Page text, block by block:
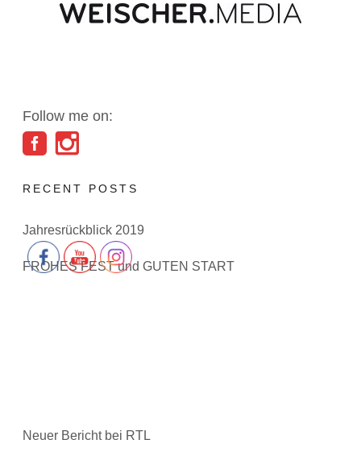
Follow me on:
RECENT POSTS
Jahresrückblick 2019
FROHES FEST und GUTEN START
Neuer Bericht bei RTL